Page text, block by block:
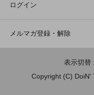
ログイン
メルマガ登録・解除
表示切替 :
Copyright (C) DoiN'